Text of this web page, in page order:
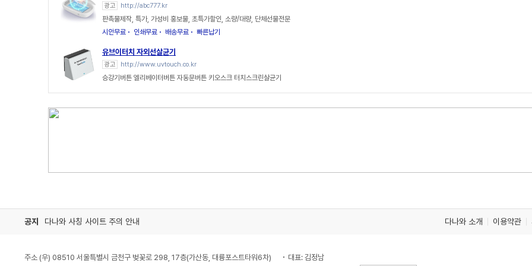
광고 http://abc777.kr
판촉물제작, 특가, 가성비 홍보물, 초특가할인, 소량/대량, 단체선물전문
시안무료
인쇄무료 배송무료 빠른납기
유브이터치 자외선살균기
광고 http://www.uvtouch.co.kr
승강기버튼 엘리베이터버튼 자동문버튼 키오스크 터치스크린살균기
공지 다나와 사칭 사이트 주의 안내 다나와 소개 이용약관
주소 (우) 08510 서울특별시 금천구 벚꽃로 298, 17층(가산동, 대륭포스트타워6차) 대표: 김정남